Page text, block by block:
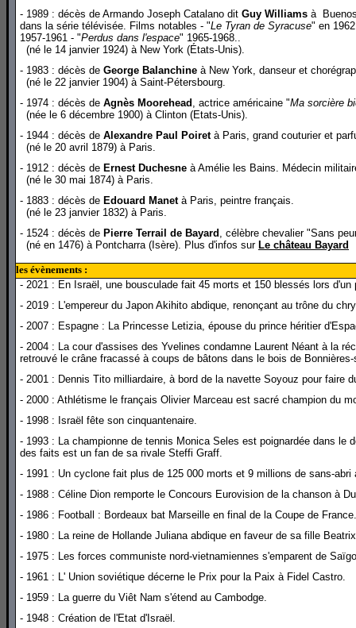
- 1989 : décès de Armando Joseph Catalano dit Guy Williams à
dans la série télévisée. Films notables - "Le Tyran de Syracuse" en
1957-1961 - "Perdus dans l'espace" 1965-1968..
(né le 14 janvier 1924) à New York (États-Unis).
- 1983 : décès de George Balanchine à New York, danseur et
(né le 22 janvier 1904) à Saint-Pétersbourg.
- 1974 : décès de Agnès Moorehead , actrice américaine "Ma sorcière
(née le 6 décembre 1900) à Clinton (Etats-Unis).
- 1944 : décès de Alexandre Paul Poiretà Paris, grand couturier et
(né le 20 avril 1879) à Paris.
- 1912 : décès de Ernest Duchesne à Amélie les Bains. Médecin
(né le 30 mai 1874) à Paris.
- 1883 : décès de Edouard Manetà Paris, peintre français.
(né le 23 janvier 1832) à Paris.
- 1524 : décès de Pierre Terrail de Bayard , célèbre chevalier "Sans
(né en 1476) à Pontcharra (Isère). Plus d'infos sur Le château Bayard
les évènements :
- 2021 : En Israël, une bousculade fait 45 morts et 150 blessés lors
- 2019 : L'empereur du Japon Akihito abdique, renonçant au trône du
- 2007 : Espagne : La Princesse Letizia, épouse du prince héritier
- 2004 : La cour d'assises des Yvelines condamne Laurent Néant à la
retrouvé le crâne fracassé à coups de bâtons dans le bois de
- 2001 : Dennis Tito milliardaire, à bord de la navette Soyouz pour faire
- 2000 : Athlétisme le français Olivier Marceau est sacré champion du
- 1998 : Israël fête son cinquantenaire.
- 1993 : La championne de tennis Monica Seles est poignardée dans le
des faits est un fan de sa rivale Steffi Graff.
- 1991 : Un cyclone fait plus de 125 000 morts et 9 millions de sans-abri
- 1988 : Céline Dion remporte le Concours Eurovision de la chanson à
- 1986 : Football : Bordeaux bat Marseille en final de la Coupe de France.
- 1980 : La reine de Hollande Juliana abdique en faveur de sa fille
- 1975 : Les forces communiste nord-vietnamiennes s'emparent de
- 1961 : L' Union soviétique décerne le Prix pour la Paix à Fidel Castro.
- 1959 : La guerre du Viêt Nam s'étend au Cambodge.
- 1948 : Création de l'Etat d'Israël.